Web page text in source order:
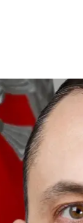
базу на
у війні проти
СБУ.
посадовець